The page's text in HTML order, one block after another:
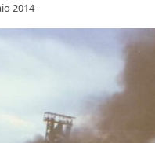
2014